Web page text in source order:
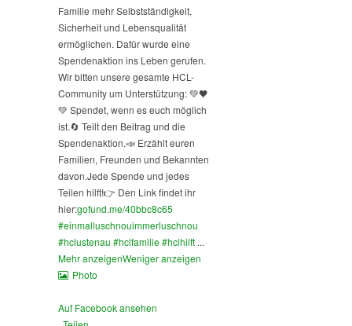
Familie mehr Selbstständigkeit,
Sicherheit und Lebensqualität
ermöglichen. Dafür wurde eine
Spendenaktion ins Leben gerufen.
Wir bitten unsere gesamte HCL-
Community um Unterstützung: 💚🖤
💚 Spendet, wenn es euch möglich
ist.🔄 Teilt den Beitrag und die
Spendenaktion.📣 Erzählt euren
Familien, Freunden und Bekannten
davon.Jede Spende und jedes
Teilen hilft!👉 Den Link findet ihr
hier:gofund.me/40bbc8c65
#einmalluschnouimmerluschnou
#hclustenau #hclfamilie#hclhilft ...
Mehr anzeigenWeniger anzeigen
Photo
Auf Facebook ansehen